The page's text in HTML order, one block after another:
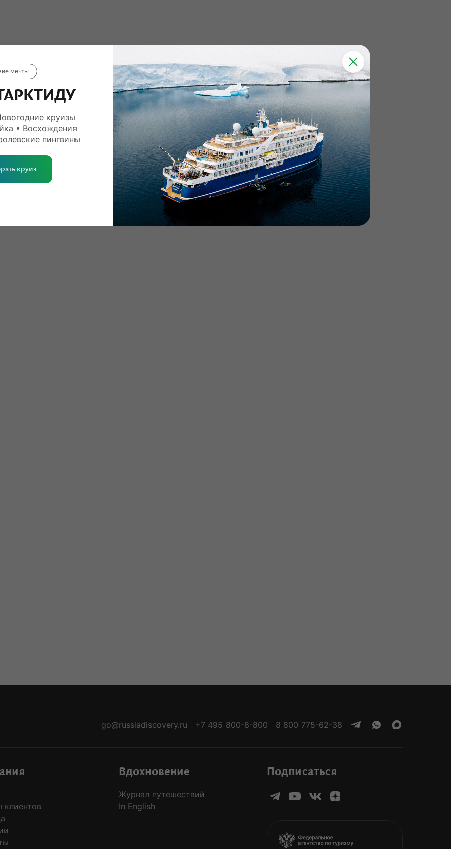
go@russiadiscovery.ru +7 495 800-8-800 8 800 775-62-38
клиентов
Вдохновение
Журнал путешествий
In English
Подписаться
мечты
круизы
• Восхождения
пингвины
круиз